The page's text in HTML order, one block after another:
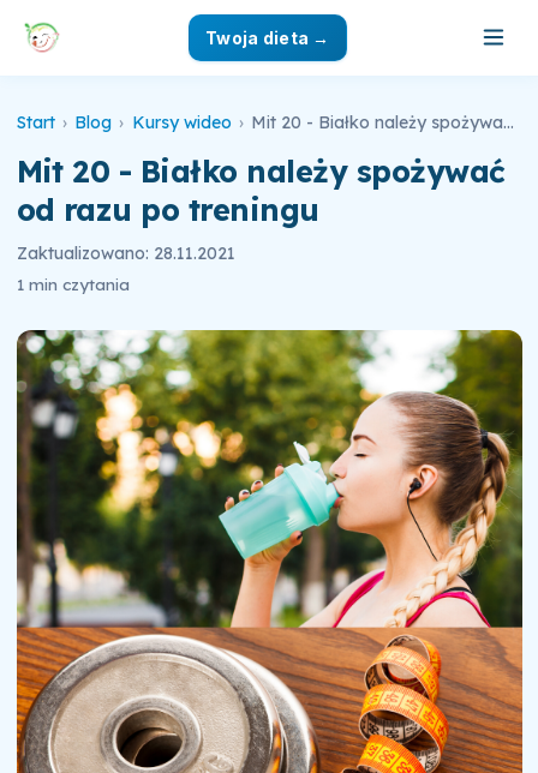
Twoja dieta →
Start › Blog › Kursy wideo › Mit 20 - Białko należy spożywać od razu po treningu
Mit 20 - Białko należy spożywać
od razu po treningu
Zaktualizowano: 28.11.2021
1 min czytania